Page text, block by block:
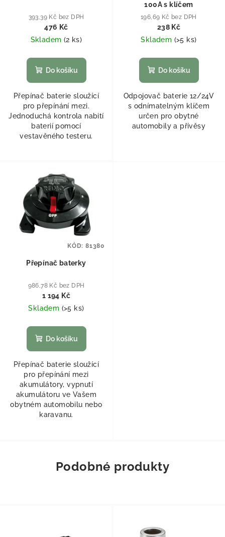
393,39 Kč bez DPH
476 Kč
Skladem (2 ks)
Do košíku
Přepínač baterie sloužící
pro přepínání mezi.
Jednoduchá kontrola nabití
baterií pomocí
vestavěného testeru.
100A s klíčem
196,69 Kč bez DPH
238 Kč
Skladem (>5 ks)
Do košíku
Odpojovač baterie 12/24V
s odnímatelným klíčem
určen pro obytné
automobily a přívěsy
Přepínač baterky
986,78 Kč bez DPH
1 194 Kč
Skladem (>5 ks)
Do košíku
Přepínač baterie sloužící
pro přepínání mezi
akumulátory, vypnutí
akumulátoru ve Vašem
obytném automobilu nebo
karavanu.
KÓD: 81380
Podobné produkty